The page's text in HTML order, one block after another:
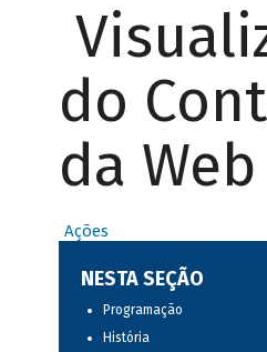
do
da Web
Ações
NESTA SEÇÃO
Programação
História